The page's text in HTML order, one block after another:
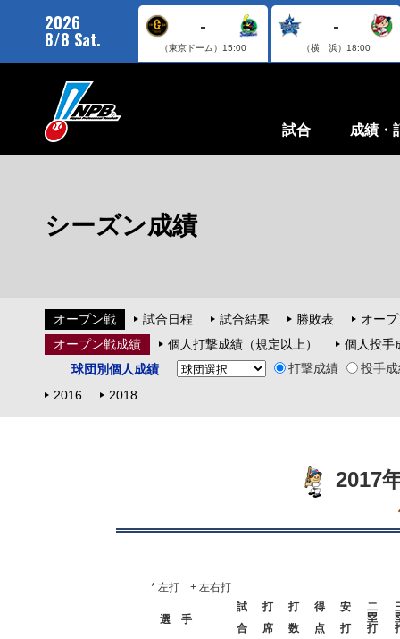
2026
8/8 Sat.
-
（東京ドーム） 15:00
-
（横 浜） 18:00
試合 成績・
シーズン成績
オープン戦 試合日程 試合結果 勝敗表
オー
オープン戦成績
個人打撃成績（規定以上）
個人投手
球団別個人成績
打撃成績
投手
2016
2018
2017
* 左打 + 左右打
選 手
試
合
打
席
打
数
得
点
安
打
二
塁
打